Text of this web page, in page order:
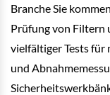
Branche Sie
Prüfung von Filtern
vielfältiger Tests für
und